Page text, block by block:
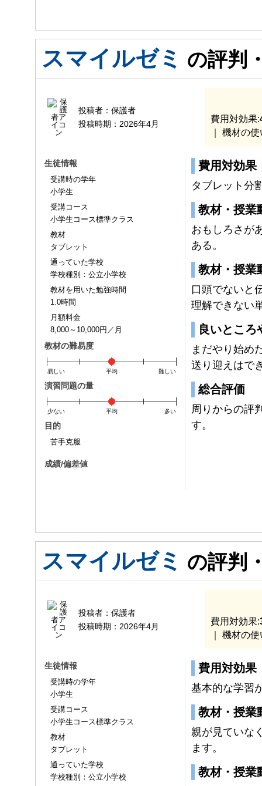
スマイルゼミ の評判
投稿者： 保護者
投稿時期： 2026年4月 費用対効果:
｜ 機材の
生徒情報
受講時の学年
小学生
受講コース
小学生コース標準クラス
教材
タブレット
通っていた学校
学校種別：公立小学校
教材を用いた勉強時間
1.0時間
月額料金
8,000～10,000円／月
教材の難易度
易しい 平均 難しい
演習問題の量
少ない 平均 多い
目的
苦手克服
成績/偏差値
入会時： 入会後:
費用対効果
タブレット分
教材・授業
おもしろさが
ある。
教材・授業
口頭でないと
理解できない
良いところ
まだやり始め
送り迎えはで
総合評価
周りからの評
す。
スマイルゼミ の評判
投稿者： 保護者
投稿時期： 2026年4月 費用対効果:
｜ 機材の
生徒情報
受講時の学年
小学生
受講コース
小学生コース標準クラス
教材
タブレット
通っていた学校
学校種別：公立小学校
費用対効果
基本的な学習
教材・授業
親が見ていな
ます。
教材・授業